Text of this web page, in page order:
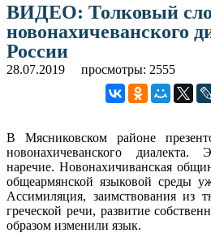
ВИДЕО: Толковый
новонахичеванского
России
28.07.2019 просмотры: 2555
В Мясниковском районе
новонахичеванского
наречие. Новонахичиванская
общеармянской языковой среды
Ассимиляция, заимствования из
греческой речи, развитие
образом изменили язык.